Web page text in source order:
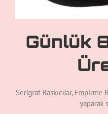
Günlük
Serigraf Baskıcılar, Empirme
yaparak